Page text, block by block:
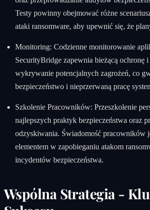
Testy powinny obejmować różne
ataki ransomware, aby upewnić się, że
Monitoring: Codzienne monitorowanie
SecurityBridge zapewnia bieżącą ochronę
wykrywanie potencjalnych zagrożeń, co
bezpieczeństwo i nieprzerwaną pracę
Szkolenie Pracowników: Przeszkolenie
najlepszych praktyk bezpieczeństwa oraz
odzyskiwania. Świadomość pracowników
elementem w zapobieganiu atakom
incydentów bezpieczeństwa.
Wspólna Strategia -